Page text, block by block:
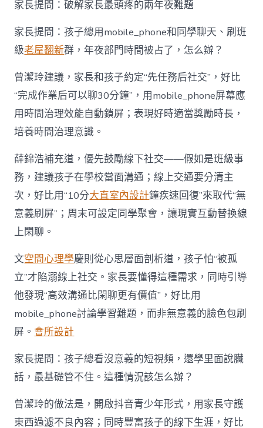
家長提問：破解家長最頭疼的兩年夜難題
家長提問：孩子總用mobile_phone和同學聊天、刷班
級老屋翻新群，年夜部門時間被占了，怎么辦？
曾潔玲建議，家長和孩子約定“先任務后社交”，好比
“完成作業后可以聊30分鐘”，用mobile_phone屏幕應
用時間治理效能自動鎖屏；表現好時適當獎勵時長，
培養時間治理意識。
薛錦浩補充道，優先鼓勵線下社交——假如是班級事
務，建議孩子在學校當面溝通；線上交通要分清主
次，好比用“10分大直室內設計鐘疾速回復”來取代“無
意義刷屏”；周末可設定同學聚會，讓現實互動替換線
上閑聊。
文空間心理學慶則從心思層面剖析道，孩子怕“被孤
立”才陷溺線上社交。家長要懂得這種需求，同時引導
他發現“高效溝通比閑聊更有價值”，好比用
mobile_phone討論學習難題，而非無意義的臉色包刷
屏。會所設計
家長提問：孩子總看沒意義的短視頻，還學里面說臟
話，最基礎管不住。這種情況該怎么辦？
曾潔玲的做法是，開啟抖音青少年形式，用家長守護
東西過濾不良內容；同時豐富孩子的線下生涯，好比